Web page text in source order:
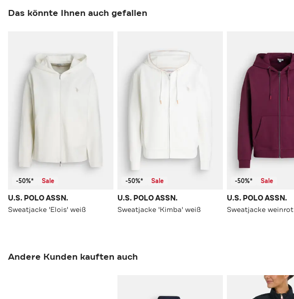
Das könnte Ihnen auch gefallen
-50%* Sale
U.S. POLO ASSN.
Sweatjacke 'Elois' weiß
-50%* Sale
U.S. POLO ASSN.
Sweatjacke 'Kimba' weiß
-50%* Sale
U.S. POLO ASSN.
Sweatjacke weinrot
Andere Kunden kauften auch